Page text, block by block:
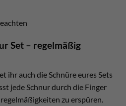
Set – regelmäßig
ihr auch die Schnüre eures Sets
jede Schnur durch die Finger
zu erspüren.